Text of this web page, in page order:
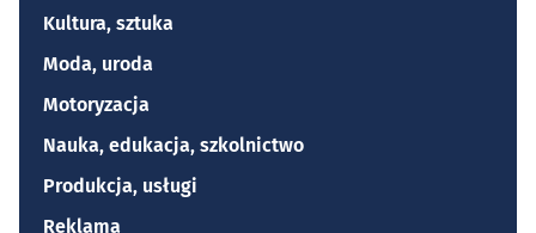
Kultura, sztuka
Moda, uroda
Motoryzacja
Nauka, edukacja, szkolnictwo
Produkcja, usługi
Reklama